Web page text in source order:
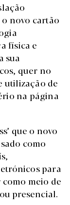
novo cartão
física e
sua
quer no
utilização de
na página
que o novo
como
para
meio de
presencial.